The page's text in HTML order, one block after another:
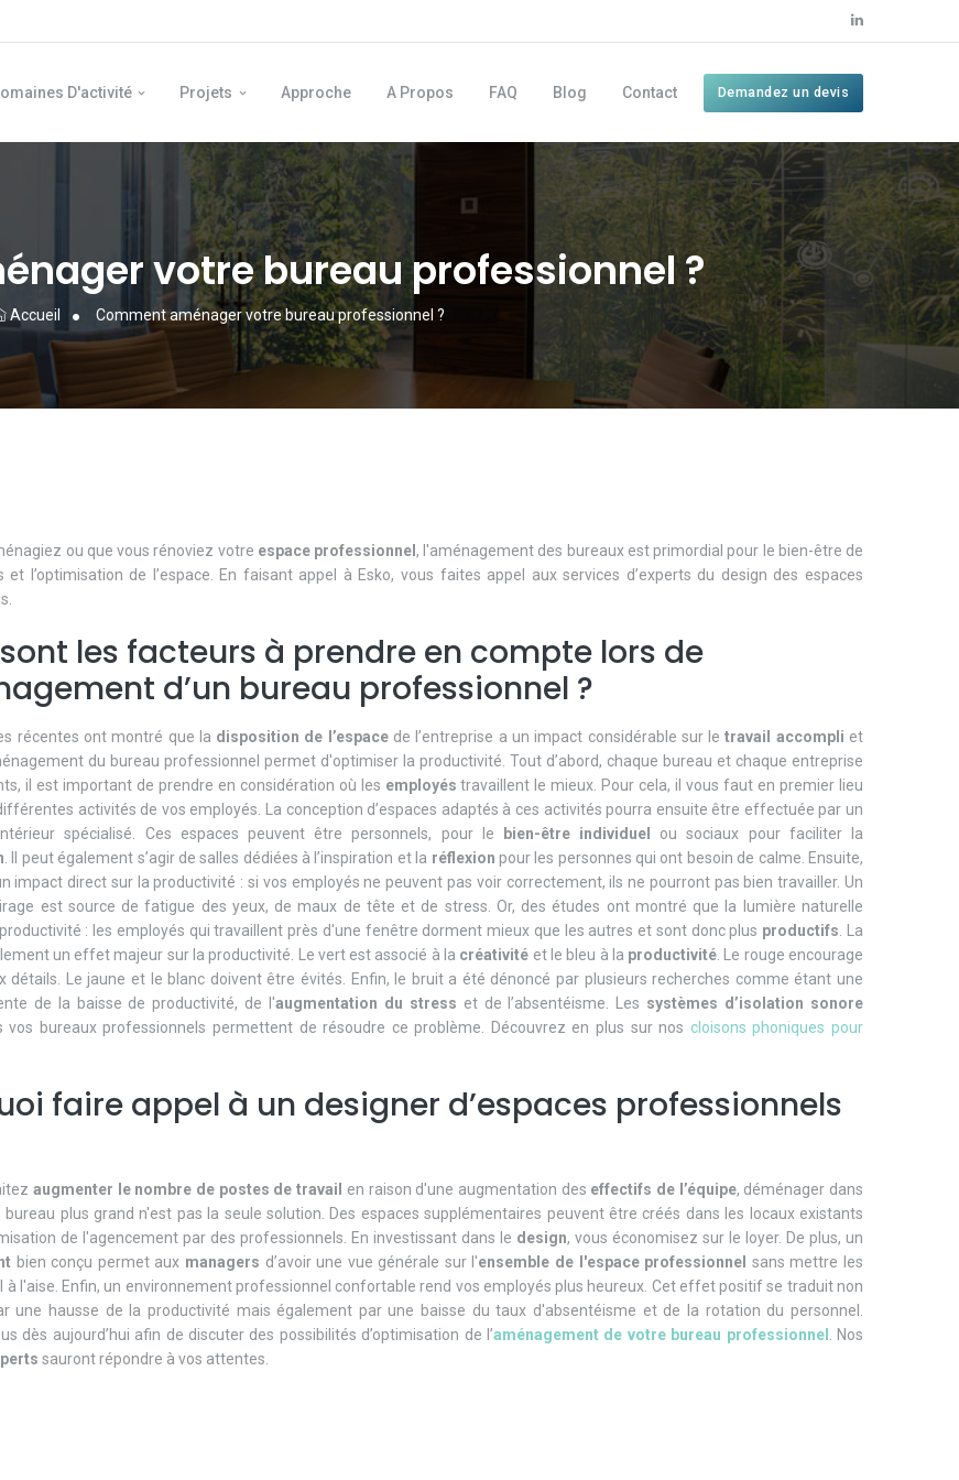
D'activité Projets Approche A Propos FAQ Blog Contact Demandez un devis
votre bureau professionnel ?
Accueil Comment aménager votre bureau professionnel ?
ou que vous rénoviez votre espace professionnel, l'aménagement des bureaux est primordial pour le bien-être de
et l’optimisation de l’espace. En faisant appel à Esko, vous faites appel aux services d’experts du design des espaces
les facteurs à prendre en compte lors de
d’un bureau professionnel ?
récentes ont montré que la disposition de l’espacede l’entreprise a un impact considérable sur letravail accompli et
du bureau professionnel permet d'optimiser la productivité. Tout d’abord, chaque bureau et chaque entreprise
il est important de prendre en considération où les employés travaillent le mieux. Pour cela, il vous faut en premier lieu
activités de vos employés. La conception d’espaces adaptés à ces activités pourra ensuite être effectuée par un
spécialisé. Ces espaces peuvent être personnels, pour le
bien-être individuel
ou sociaux pour faciliter la
. Il peut également s’agir de salles dédiées à l’inspiration et la réflexion pour les personnes qui ont besoin de calme. Ensuite,
impact direct sur la productivité : si vos employés ne peuvent pas voir correctement, ils ne pourront pas bien travailler. Un
est source de fatigue des yeux, de maux de tête et de stress. Or, des études ont montré que la lumière naturelle
: les employés qui travaillent près d'une fenêtre dorment mieux que les autres et sont donc plus productifs . La
un effet majeur sur la productivité. Le vert est associé à la créativité et le bleu à la productivité . Le rouge encourage
détails. Le jaune et le blanc doivent être évités. Enfin, le bruit a été dénoncé par plusieurs recherches comme étant une
de la baisse de productivité, de l'augmentation du stress et de l’absentéisme. Les systèmes d’isolation sonore
vos bureaux professionnels permettent de résoudre ce problème. Découvrez en plus sur nos cloisons phoniques pour
faire appel à un designer d’espaces professionnels
augmenter le nombre de postes de travail en raison d'une augmentation des effectifs de l’équipe, déménager dans
bureau plus grand n'est pas la seule solution. Des espaces supplémentaires peuvent être créés dans les locaux existants
de l'agencement par des professionnels. En investissant dans le design, vous économisez sur le loyer. De plus, un
bien conçu permet aux managers d’avoir une vue générale sur l'ensemble de l'espace professionnel sans mettre les
à l'aise. Enfin, un environnement professionnel confortable rend vos employés plus heureux. Cet effet positif se traduit non
une hausse de la productivité mais également par une baisse du taux d'absentéisme et de la rotation du personnel.
dès aujourd’hui afin de discuter des possibilités d’optimisation de l’aménagement de votre bureau professionnel
. Nos
sauront répondre à vos attentes.